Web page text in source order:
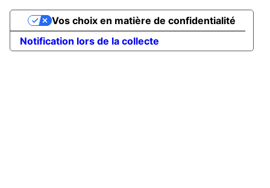
Notification lors de la collecte
Vos choix en matière de confidentialité